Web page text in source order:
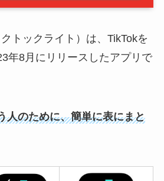
トックライト）は、TikTokを
年8月にリリースしたアプリで
人のために、簡単に表にまと